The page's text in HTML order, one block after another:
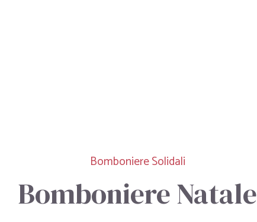
Bomboniere Solidali
Bomboniere Natale